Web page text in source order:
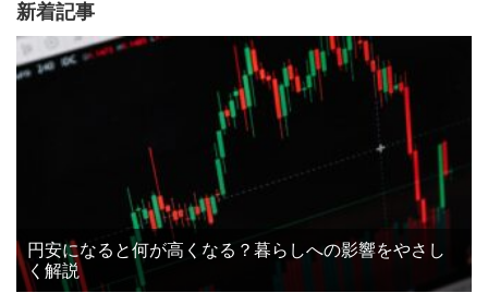
新着記事
円安になると何が高くなる？暮らしへの影響をやさし
く解説